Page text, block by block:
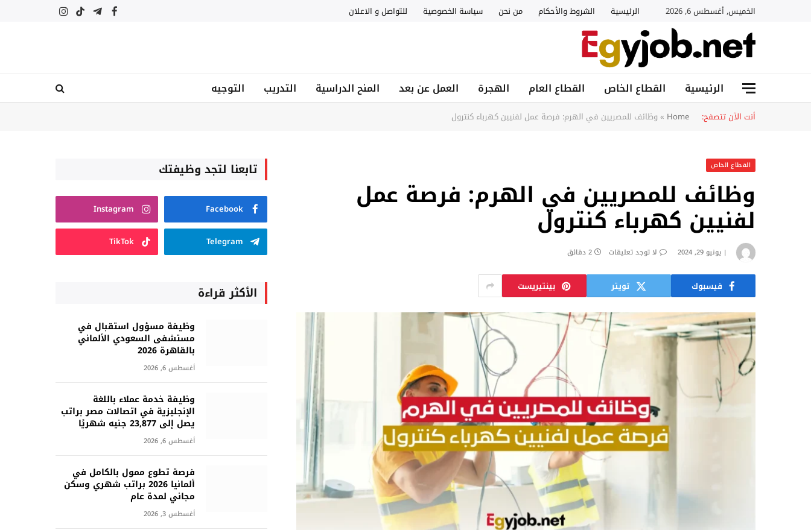
الخميس, أغسطس 6, 2026 الرئيسية الشروط والأحكام من نحن سياسة الخصوصية للتواصل و الاعلان فيسبوكتيلقرامتيكتوكالانستغرام
الرئيسية القطاع الخاص القطاع العام الهجرة العمل عن بعد المنح الدراسية التدريب التوجيه
أنت الآن تتصفح: Home
» وظائف للمصريين في الهرم: فرصة عمل لفنيين كهرباء كنترول
القطاع الخاص
وظائف للمصريين في الهرم: فرصة عمل
لفنيين كهرباء كنترول
يونيو 29, 2024 لا توجد تعليقات 2 دقائق
فيسبوك تويتر بينتيريست
تابعنا لتجد وظيفتك
Facebook
Instagram
Telegram
TikTok
الأكثر قراءة
وظيفة مسؤول استقبال في
مستشفى السعودي الألماني
بالقاهرة 2026
أغسطس 6, 2026
وظيفة خدمة عملاء باللغة
الإنجليزية في اتصالات مصر براتب
يصل إلى 23,877 جنيه شهريًا
أغسطس 6, 2026
فرصة تطوع ممول بالكامل في
ألمانيا 2026 براتب شهري وسكن
مجاني لمدة عام
أغسطس 3, 2026